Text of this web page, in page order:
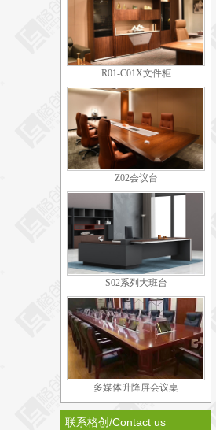
R01-C01X文件柜
Z02会议台
S02系列大班台
多媒体升降屏会议桌
联系格创/Contact us